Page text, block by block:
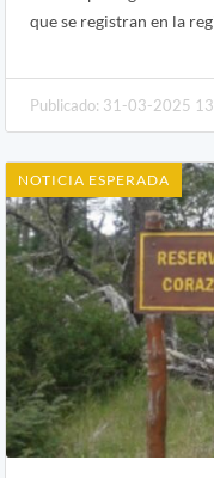
que se registran en la
Publicado: 31-03-2025
NOTICIA ESPERADA